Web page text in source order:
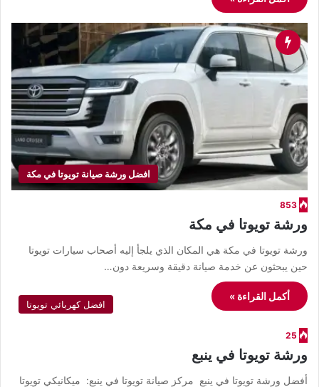
افضل ورشة صيانة تويوتا في مكة
853
ورشة تويوتا في مكة
ورشة تويوتا في مكة هي المكان الذي يلجأ إليه أصحاب سيارات تويوتا
حين يبحثون عن خدمة صيانة دقيقة وسريعة دون…
أكمل القراءة »
افضل كهربائي تويوتا
25
ورشة تويوتا في ينبع
أفضل ورشة تويوتا في ينبع مركز صيانة تويوتا في ينبع: ميكانيكي تويوتا